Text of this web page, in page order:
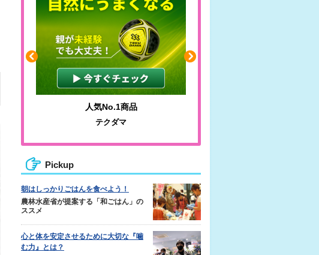
人気No.1商品
テクダマ
Pickup
朝はしっかりごはんを食べよう！
農林水産省が提案する「和ごはん」の
ススメ
心と体を安定させるために大切な『噛
む力』とは？